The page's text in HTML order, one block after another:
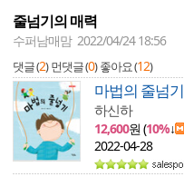
줄넘기의 매력
수퍼남매맘 2022/04/24 18:56
댓글 (2) 먼댓글 (0) 좋아요 (12)
마법의 줄넘기
하신하
12,600원 (10%↓
2022-04-28